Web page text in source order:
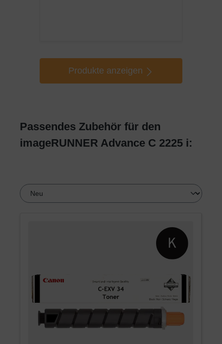
Produkte anzeigen
Passendes Zubehör für den
imageRUNNER Advance C 2225 i: